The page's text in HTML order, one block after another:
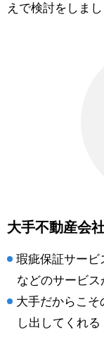
えで検討をしまし
大手不動産会
瑕疵保証サービ
などのサービス
大手だからこ
し出してくれる